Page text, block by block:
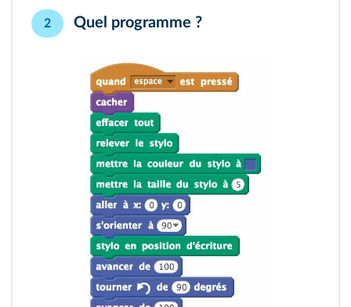
2 Quel programme ?